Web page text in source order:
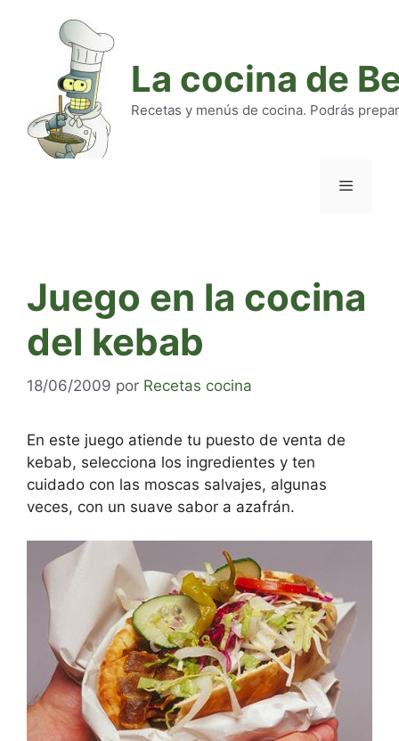
La cocina de
Recetas y menús de cocina. Podrás
Juego en la cocina
del kebab
18/06/2009 por Recetas cocina
En este juego atiende tu puesto de venta de
kebab, selecciona los ingredientes y ten
cuidado con las moscas salvajes, algunas
veces, con un suave sabor a azafrán.